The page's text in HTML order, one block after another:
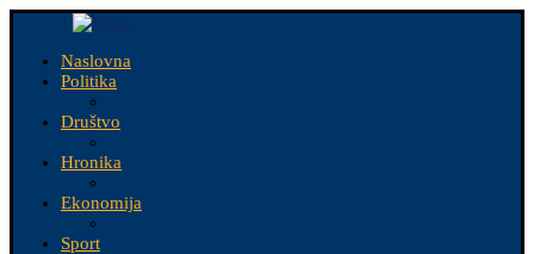
Naslovna
Politika
Društvo
Hronika
Ekonomija
Sport